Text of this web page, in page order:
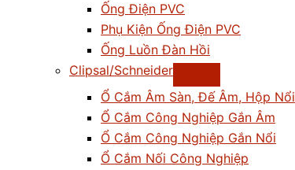
Ống Điện PVC
Phụ Kiện Ống Điện PVC
Ống Luồn Đàn Hồi
Clipsal/Schneider
Ổ Cắm Âm Sàn, Đế Âm, Hộp Nổi
Ổ Cắm Công Nghiệp Gắn Âm
Ổ Cắm Công Nghiệp Gắn Nổi
Ổ Cắm Nối Công Nghiệp